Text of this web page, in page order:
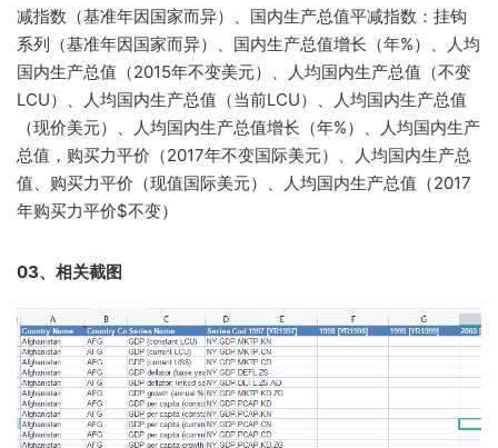
减指数（基准年因国家而异）、国内生产总值平减指数：挂钩
系列（基准年因国家而异）、国内生产总值增长（年%）、人均
国内生产总值（2015年不变美元）、人均国内生产总值（不变
LCU）、人均国内生产总值（当前LCU）、人均国内生产总值
（现价美元）、人均国内生产总值增长（年%）、人均国内生产
总值，购买力平价（2017年不变国际美元）、人均国内生产总
值、购买力平价（现值国际美元）、人均国内生产总值（2017
年购买力平价$不变）
03、相关截图